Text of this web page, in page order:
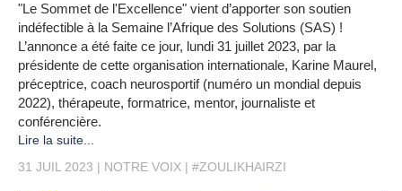
"Le Sommet de l'Excellence" vient d’apporter son soutien
indéfectible à la Semaine l’Afrique des Solutions (SAS) !
L’annonce a été faite ce jour, lundi 31 juillet 2023, par la
présidente de cette organisation internationale, Karine Maurel,
préceptrice, coach neurosportif (numéro un mondial depuis
2022), thérapeute, formatrice, mentor, journaliste et
conférencière.
Lire la suite...
31 JUIL 2023
NOTRE VOIX #ZOULIKHAIRZI